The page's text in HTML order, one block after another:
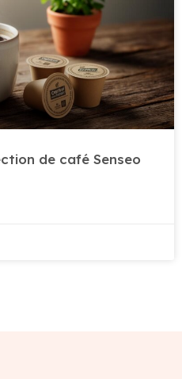
de café Senseo